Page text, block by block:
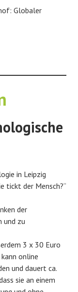
Globaler
in Leipzig
tickt der Mensch?“
der
und zu
3 x 30 Euro
online
und dauert ca.
sie an einem